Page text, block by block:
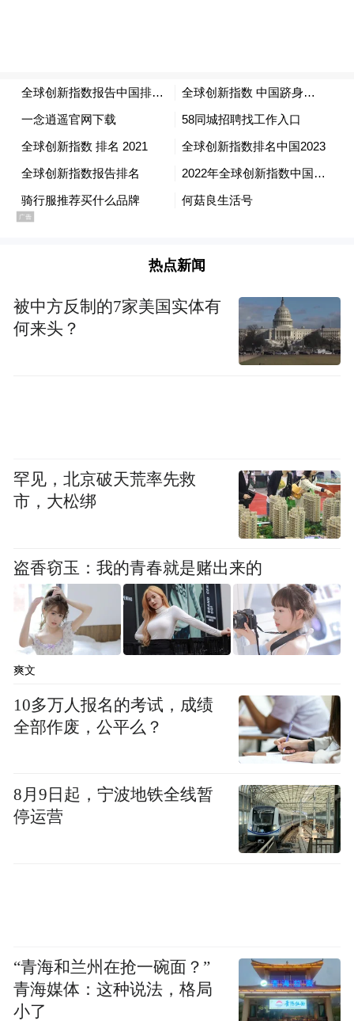
by the user of Dafeng Hao, which is a social media
platform and merely provides information storage
space services.”
热点新闻
被中方反制的7家美国实体有
何来头？
罕见，北京破天荒率先救
市，大松绑
盗香窃玉：我的青春就是赌出来的
爽文
10多万人报名的考试，成绩
全部作废，公平么？
8月9日起，宁波地铁全线暂
停运营
“青海和兰州在抢一碗面？”
青海媒体：这种说法，格局
小了